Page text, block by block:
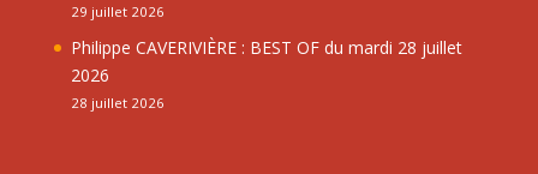
29 juillet 2026
Philippe CAVERIVIÈRE : BEST OF du mardi 28 juillet
2026
28 juillet 2026